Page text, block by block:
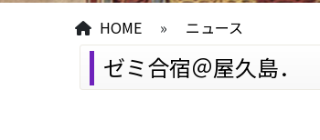
HOME » ニュース
ゼミ合宿＠屋久島．